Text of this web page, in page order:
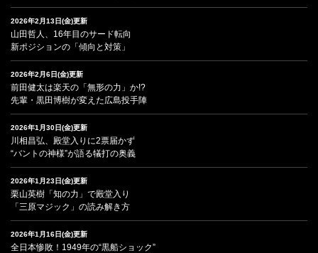
2026年2月13日(金)更新
山田哲人、16年目のサード転向
新ポジションの「傾向と対策」
2026年2月6日(金)更新
前田健太は楽天の「無形の力」か!?
先輩・黒田博樹が変えた広島投手陣
2026年1月30日(金)更新
川相昌弘、殿堂入りに2票届かず
“バントの神様”が語る犠打の奥義
2026年1月23日(金)更新
栗山英樹「知の力」で殿堂入り
「三原マジック」の読み解き方
2026年1月16日(金)更新
全日本惨敗！1949年の“黒船ショック”